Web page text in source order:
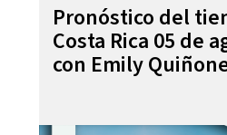
Pronóstico del
Costa Rica 05 de
con Emily